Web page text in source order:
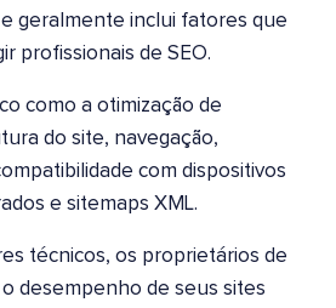
geralmente inclui fatores que
profissionais de SEO.
como a otimização de
do site, navegação,
com dispositivos
e sitemaps XML.
técnicos, os proprietários de
desempenho de seus sites